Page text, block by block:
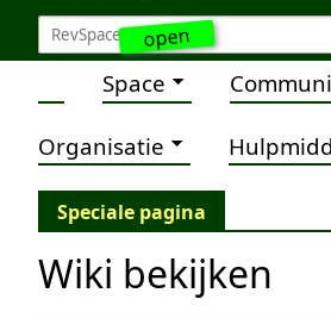
open
Space
Organisatie
Speciale pagina
Wiki bekijken